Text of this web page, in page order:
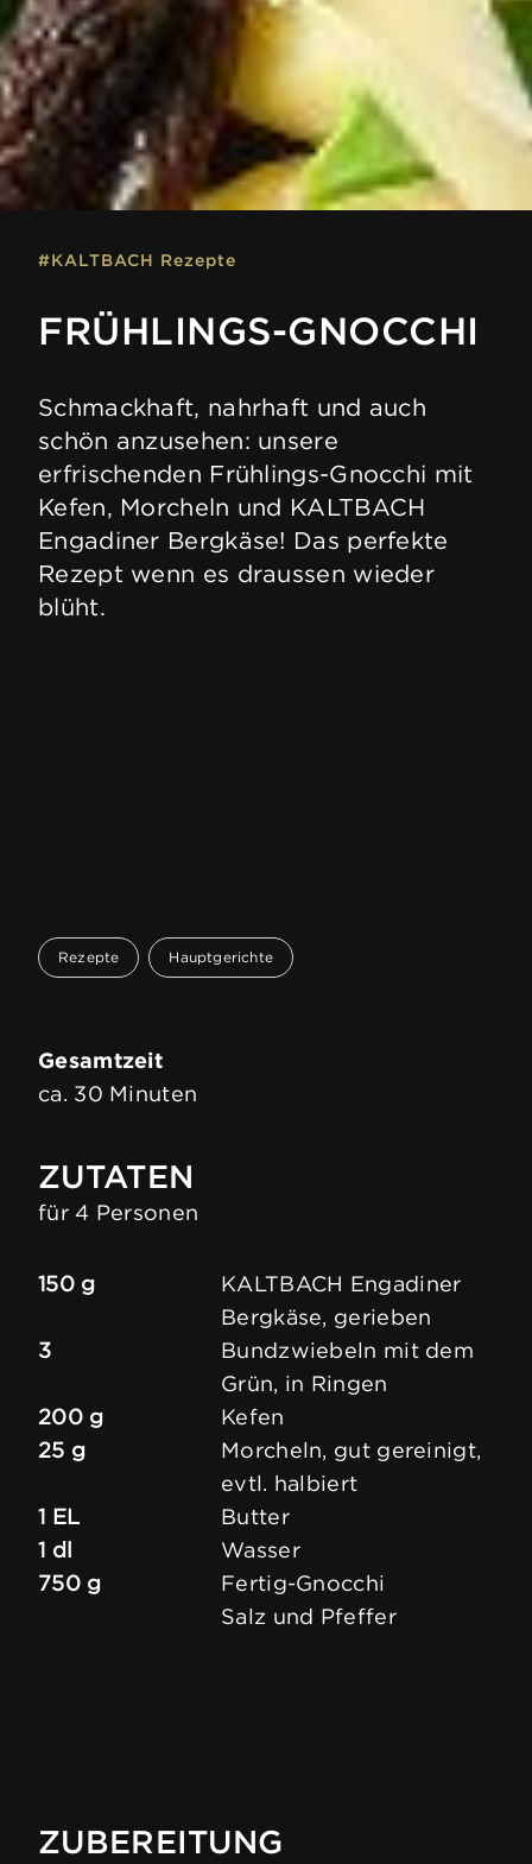
#KALTBACH Rezepte
FRÜHLINGS-GNOCCHI
Schmackhaft, nahrhaft und auch
schön anzusehen: unsere
erfrischenden Frühlings-Gnocchi mit
Kefen, Morcheln und KALTBACH
Engadiner Bergkäse! Das perfekte
Rezept wenn es draussen wieder
blüht.
Rezepte Hauptgerichte
Gesamtzeit
ca. 30 Minuten
ZUTATEN
für 4 Personen
150 g
KALTBACH Engadiner
Bergkäse, gerieben
3
Bundzwiebeln mit dem
Grün, in Ringen
200 g
Kefen
25 g
Morcheln, gut gereinigt,
evtl. halbiert
1 EL
Butter
1 dl
Wasser
750 g
Fertig-Gnocchi
Salz und Pfeffer
ZUBEREITUNG